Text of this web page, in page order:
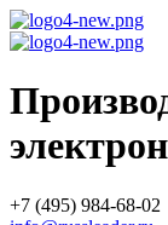
+7 (495) 984-68-02